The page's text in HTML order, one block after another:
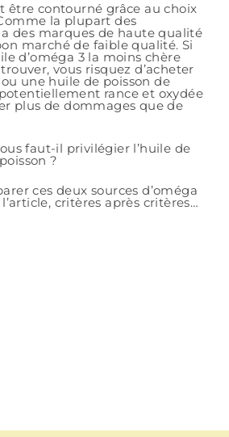
être contourné grâce au choix
la plupart des
des marques de haute qualité
marché de faible qualité. Si
d’oméga 3 la moins chère
vous risquez d’acheter
une huile de poisson de
rance et oxydée
plus de dommages que de
faut-il privilégier l’huile de
?
ces deux sources d’oméga
critères après critères…